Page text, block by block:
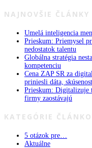
NAJNOVŠIE ČLÁNKY
Umelá inteligencia
Prieskum: Priemysel
nedostatok talentu
Globálna stratégia
kompetenciu
Cena ZAP SR za
priniesli dáta,
Prieskum: Digitalizuje
firmy zaostávajú
KATEGÓRIE
5 otázok pre…
Aktuálne